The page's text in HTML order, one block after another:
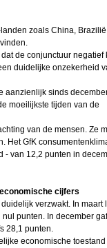
zoals China,
de conjunctuur negatief
duidelijke onzekerheid
aanzienlijk sinds
moeilijkste tijden van de
van de mensen. Ze
Het GfK
- van 12,2 punten in
cijfers
verzwakt. In maart
punten. In december
28,1 punten.
economische toestand